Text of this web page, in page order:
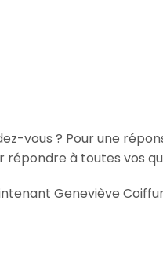
vous ? Pour une
à toutes vos
Geneviève